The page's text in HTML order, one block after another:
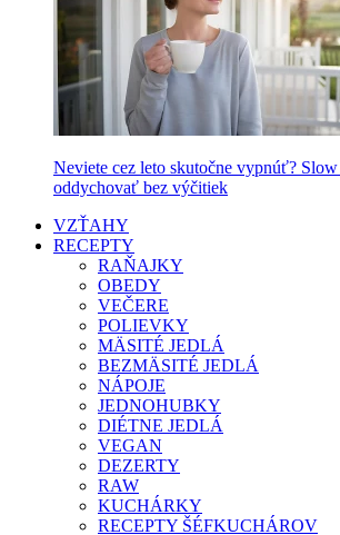
Neviete cez leto skutočne vypnúť?
oddychovať bez výčitiek
VZŤAHY
RECEPTY
RAŇAJKY
OBEDY
VEČERE
POLIEVKY
MÄSITÉ JEDLÁ
BEZMÄSITÉ JEDLÁ
NÁPOJE
JEDNOHUBKY
DIÉTNE JEDLÁ
VEGAN
DEZERTY
RAW
KUCHÁRKY
RECEPTY ŠÉFKUCHÁROV